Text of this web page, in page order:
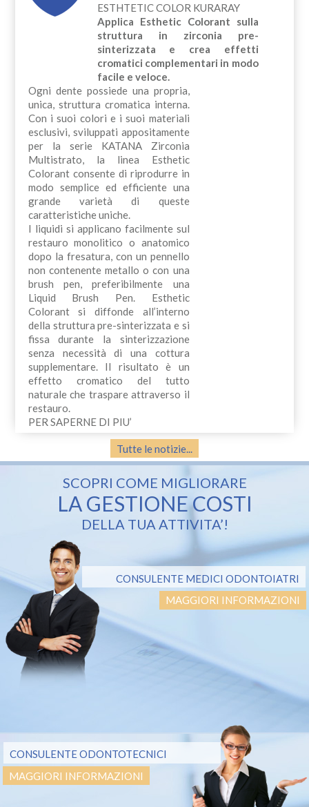
ESTHTETIC COLOR KURARAY
Applica Esthetic Colorant sulla
struttura in zirconia pre-
sinterizzata e crea effetti
cromatici complementari in modo
facile e veloce.
Ogni dente possiede una propria,
unica, struttura cromatica interna.
Con i suoi colori e i suoi materiali
esclusivi, sviluppati appositamente
per la serie KATANA Zirconia
Multistrato, la linea Esthetic
Colorant consente di riprodurre in
modo semplice ed efficiente una
grande varietà di queste
caratteristiche uniche.
I liquidi si applicano facilmente sul
restauro monolitico o anatomico
dopo la fresatura, con un pennello
non contenente metallo o con una
brush pen, preferibilmente una
Liquid Brush Pen. Esthetic
Colorant si diffonde all’interno
della struttura pre-sinterizzata e si
fissa durante la sinterizzazione
senza necessità di una cottura
supplementare. Il risultato è un
effetto cromatico del tutto
naturale che traspare attraverso il
restauro.
PER SAPERNE DI PIU’
Tutte le notizie...
SCOPRI COME MIGLIORARE
LA GESTIONE COSTI
DELLA TUA ATTIVITA’!
CONSULENTE MEDICI ODONTOIATRI
MAGGIORI INFORMAZIONI
CONSULENTE ODONTOTECNICI
MAGGIORI INFORMAZIONI